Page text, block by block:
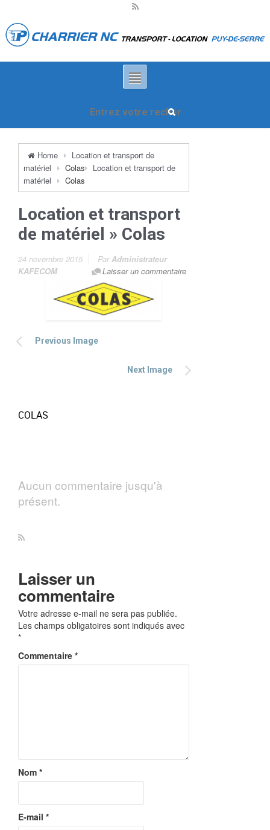
Home
Location et transport de
matériel
Colas
Location et transport de
matériel
Colas
Location et transport
de matériel » Colas
24 novembre 2015
Laisser un commentaire
ParAdministrateur
KAFECOM
Previous Image
Next Image
COLAS
Aucun commentaire jusqu'à
présent.
Laisser un
commentaire
Votre adresse e-mail ne sera pas publiée.
Les champs obligatoires sont indiqués avec
*
Commentaire *
Nom *
E-mail *